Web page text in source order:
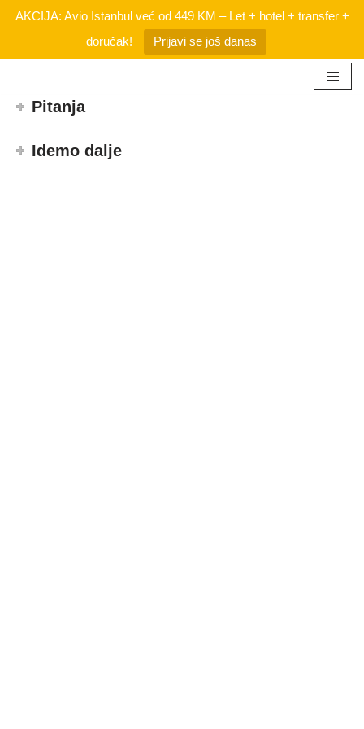
AKCIJA: Avio Istanbul već od 449 KM – Let + hotel + transfer +
doručak!
Prijavi se još danas
Skip
content
Pitanja
Idemo dalje